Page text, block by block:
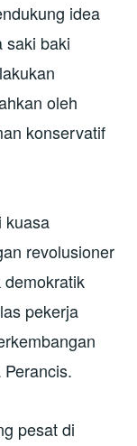
idea
saki baki
oleh
konservatif
kuasa
revolusioner
pekerja
pesat di